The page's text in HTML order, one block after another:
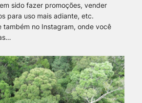
sido fazer promoções, vender
para uso mais adiante, etc.
no Instagram, onde você